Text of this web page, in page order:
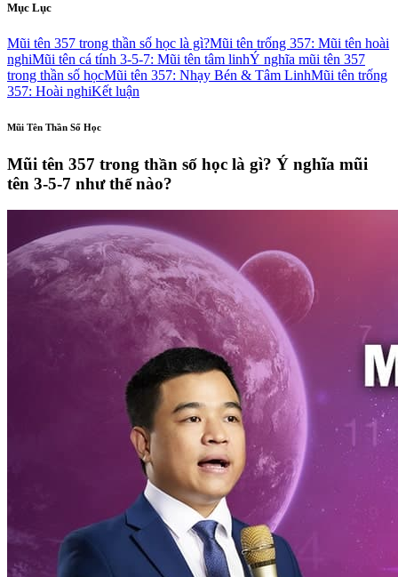
Mục Lục
Mũi tên 357 trong thần số học là gì?Mũi tên trống 357: Mũi tên hoài
nghiMũi tên cá tính 3-5-7: Mũi tên tâm linhÝ nghĩa mũi tên 357
trong thần số họcMũi tên 357: Nhạy Bén & Tâm LinhMũi tên trống
357: Hoài nghiKết luận
Mũi Tên Thần Số Học
Mũi tên 357 trong thần số học là gì? Ý nghĩa mũi
tên 3-5-7 như thế nào?